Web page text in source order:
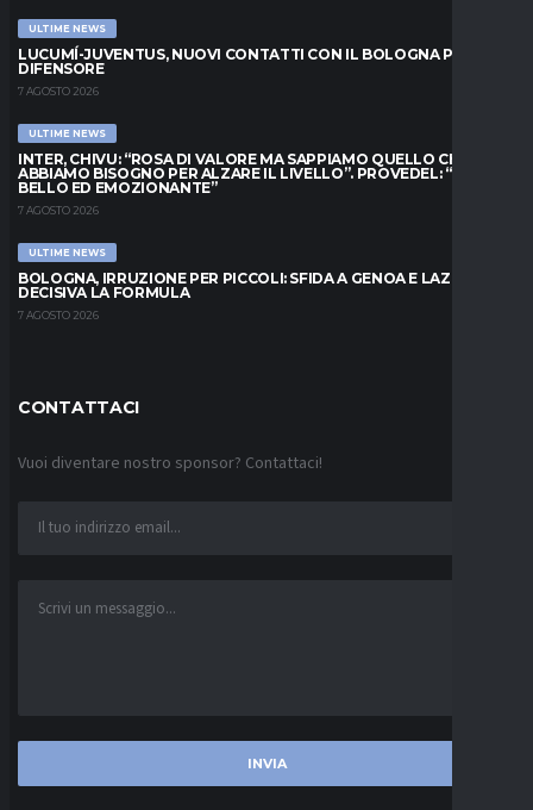
ULTIME NEWS
LUCUMÍ-JUVENTUS, NUOVI CONTATTI CON IL BOLOGNA PER IL
DIFENSORE
7 AGOSTO 2026
ULTIME NEWS
INTER, CHIVU: “ROSA DI VALORE MA SAPPIAMO QUELLO CHE
ABBIAMO BISOGNO PER ALZARE IL LIVELLO”. PROVEDEL: “MESE
BELLO ED EMOZIONANTE”
7 AGOSTO 2026
ULTIME NEWS
BOLOGNA, IRRUZIONE PER PICCOLI: SFIDA A GENOA E LAZIO,
DECISIVA LA FORMULA
7 AGOSTO 2026
CONTATTACI
Vuoi diventare nostro sponsor? Contattaci!